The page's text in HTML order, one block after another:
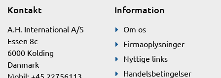
Kontakt
A.H. International A/S
Essen 8c
6000 Kolding
Danmark
Mobil: +45 22756113
Information
Om os
Firmaoplysninger
Nyttige links
Handelsbetingelser